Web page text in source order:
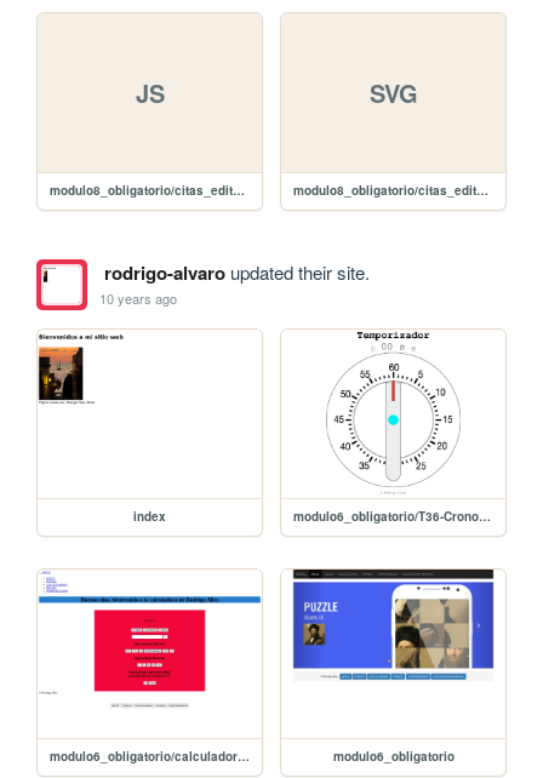
JS
modulo8_obligatorio/citas_editar/javascript/galeria.js
SVG
modulo8_obligatorio/citas_editar/images/reload.svg
rodrigo-alvaroupdated their site.
10 years ago
index modulo6_obligatorio/T36-Cronometro/10-index
modulo6_obligatorio/calculadora_memoria/CalculadoraMemoria modulo6_obligatorio